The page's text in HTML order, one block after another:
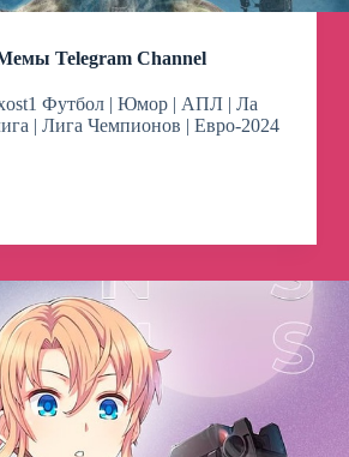
Telegram Channel
Футбол | Юмор | АПЛ | Ла
| Лига Чемпионов | Евро-2024